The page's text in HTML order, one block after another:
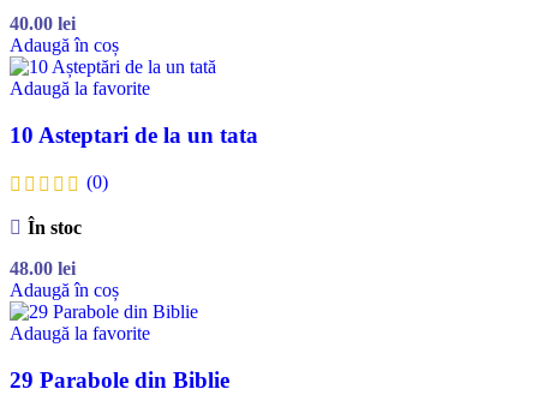
40.00 lei
Adaugă în coș
Adaugă la favorite
10 Asteptari de la un tata
(0)
În stoc
48.00 lei
Adaugă în coș
Adaugă la favorite
29 Parabole din Biblie